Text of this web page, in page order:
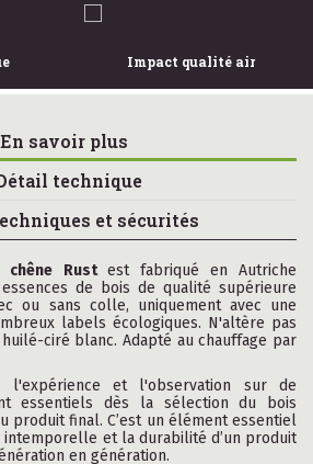
Impact qualité air
En savoir plus
technique
et sécurités
chêne Rust est fabriqué en Autriche
de bois de qualité supérieure
ou sans colle, uniquement avec une
labels écologiques. N'altère pas
ciré blanc. Adapté au chauffage par
l'expérience et l'observation sur de
essentiels dès la sélection du bois
produit final. C’est un élément essentiel
et la durabilité d’un produit
en génération.